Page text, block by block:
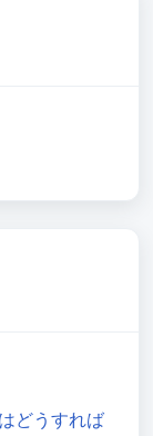
どうすれば